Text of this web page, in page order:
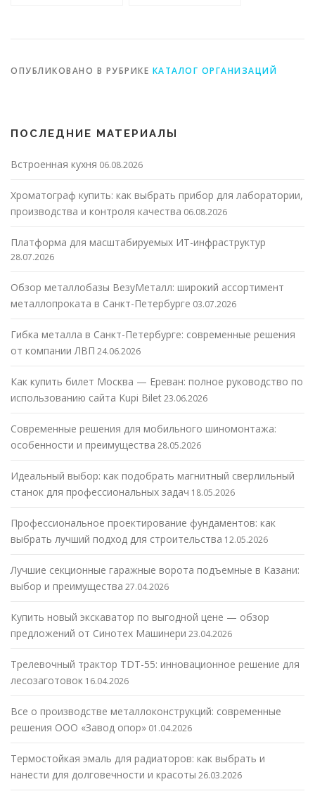
ОПУБЛИКОВАНО В РУБРИКЕ КАТАЛОГ ОРГАНИЗАЦИЙ
ПОСЛЕДНИЕ МАТЕРИАЛЫ
Встроенная кухня 06.08.2026
Хроматограф купить: как выбрать прибор для лаборатории,
производства и контроля качества 06.08.2026
Платформа для масштабируемых ИТ-инфраструктур
28.07.2026
Обзор металлобазы ВезуМеталл: широкий ассортимент
металлопроката в Санкт-Петербурге 03.07.2026
Гибка металла в Санкт-Петербурге: современные решения
от компании ЛВП 24.06.2026
Как купить билет Москва — Ереван: полное руководство по
использованию сайта Kupi Bilet23.06.2026
Современные решения для мобильного шиномонтажа:
особенности и преимущества 28.05.2026
Идеальный выбор: как подобрать магнитный сверлильный
станок для профессиональных задач 18.05.2026
Профессиональное проектирование фундаментов: как
выбрать лучший подход для строительства 12.05.2026
Лучшие секционные гаражные ворота подъемные в Казани:
выбор и преимущества 27.04.2026
Купить новый экскаватор по выгодной цене — обзор
предложений от Синотех Машинери 23.04.2026
Трелевочный трактор TDT-55: инновационное решение для
лесозаготовок 16.04.2026
Все о производстве металлоконструкций: современные
решения ООО «Завод опор» 01.04.2026
Термостойкая эмаль для радиаторов: как выбрать и
нанести для долговечности и красоты 26.03.2026